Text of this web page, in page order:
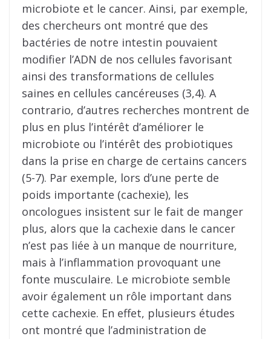
microbiote et le cancer. Ainsi, par exemple,
des chercheurs ont montré que des
bactéries de notre intestin pouvaient
modifier l’ADN de nos cellules favorisant
ainsi des transformations de cellules
saines en cellules cancéreuses (3,4). A
contrario, d’autres recherches montrent de
plus en plus l’intérêt d’améliorer le
microbiote ou l’intérêt des probiotiques
dans la prise en charge de certains cancers
(5-7). Par exemple, lors d’une perte de
poids importante (cachexie), les
oncologues insistent sur le fait de manger
plus, alors que la cachexie dans le cancer
n’est pas liée à un manque de nourriture,
mais à l’inflammation provoquant une
fonte musculaire. Le microbiote semble
avoir également un rôle important dans
cette cachexie. En effet, plusieurs études
ont montré que l’administration de